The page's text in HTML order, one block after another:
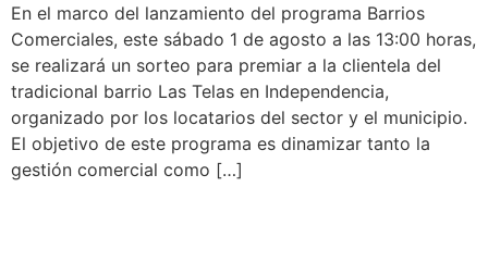
En el marco del lanzamiento del programa Barrios
Comerciales, este sábado 1 de agosto a las 13:00 horas,
se realizará un sorteo para premiar a la clientela del
tradicional barrio Las Telas en Independencia,
organizado por los locatarios del sector y el municipio.
El objetivo de este programa es dinamizar tanto la
gestión comercial como […]